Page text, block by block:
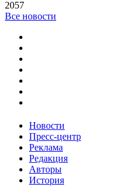
2057
Все новости
Новости
Пресс-центр
Реклама
Редакция
Авторы
История